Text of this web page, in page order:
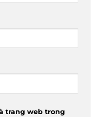
trang web trong